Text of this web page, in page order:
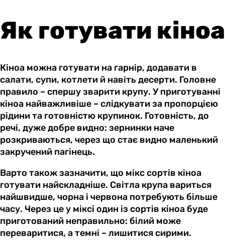
Як готувати кіноа
Кіноа можна готувати на гарнір, додавати в
салати, супи, котлети й навіть десерти. Головне
правило – спершу зварити крупу. У приготуванні
кіноа найважливіше – слідкувати за пропорцією
рідини та готовністю крупинок. Готовність, до
речі, дуже добре видно: зернинки наче
розкриваються, через що стає видно маленький
закручений пагінець.
Варто також зазначити, що мікс сортів кіноа
готувати найскладніше. Світла крупа вариться
найшвидше, чорна і червона потребують більше
часу. Через це у міксі один із сортів кіноа буде
приготований неправильно: білий може
переваритися, а темні – лишитися сирими.